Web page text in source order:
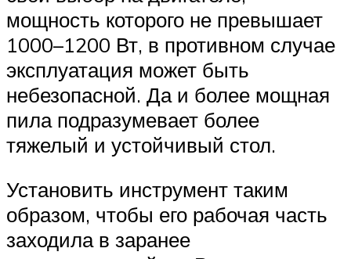
мощность которого не превышает
1000–1200 Вт, в противном случае
эксплуатация может быть
небезопасной. Да и более мощная
пила подразумевает более
тяжелый и устойчивый стол.
Установить инструмент таким
образом, чтобы его рабочая часть
заходила в заранее